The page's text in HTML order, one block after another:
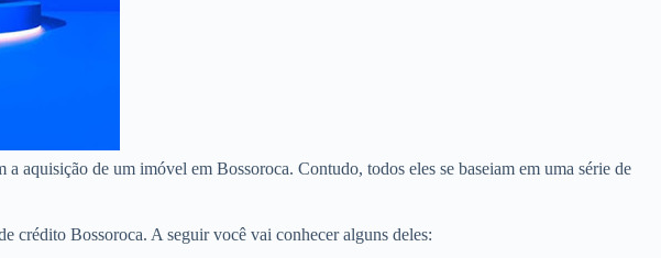
aquisição de um imóvel em Bossoroca. Contudo, todos eles se baseiam em uma série de
crédito Bossoroca. A seguir você vai conhecer alguns deles: